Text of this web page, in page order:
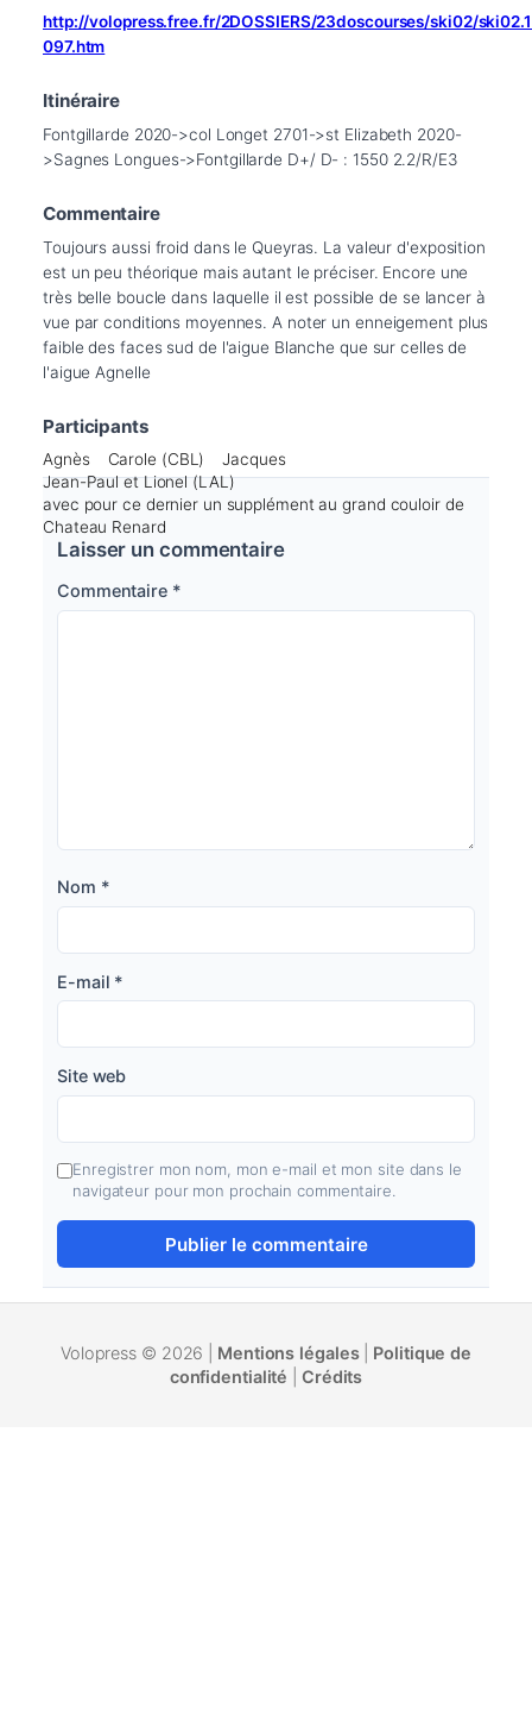
http://volopress.free.fr/2DOSSIERS/23doscourses/ski02/
097.htm
Itinéraire
Fontgillarde 2020->col Longet 2701->st Elizabeth 2020-
>Sagnes Longues->Fontgillarde D+/ D- : 1550 2.2/R/E3
Commentaire
Toujours aussi froid dans le Queyras. La valeur d'exposition
est un peu théorique mais autant le préciser. Encore une
très belle boucle dans laquelle il est possible de se lancer à
vue par conditions moyennes. A noter un enneigement plus
faible des faces sud de l'aigue Blanche que sur celles de
l'aigue Agnelle
Participants
Agnès Carole (CBL)
Jacques
Jean-Paul et Lionel (LAL)
avec pour ce dernier un supplément au grand couloir de
Chateau Renard
Laisser un commentaire
Commentaire *
Nom *
E-mail *
Site web
Enregistrer mon nom, mon e-mail et mon site dans le
navigateur pour mon prochain commentaire.
Volopress © 2026 | Mentions légales| Politique de
confidentialité
Crédits